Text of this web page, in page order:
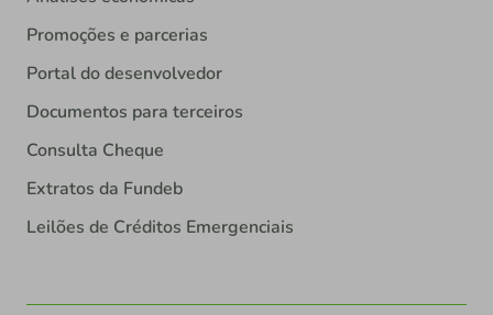
Promoções e parcerias
Portal do desenvolvedor
Documentos para terceiros
Consulta Cheque
Extratos da Fundeb
Leilões de Créditos Emergenciais